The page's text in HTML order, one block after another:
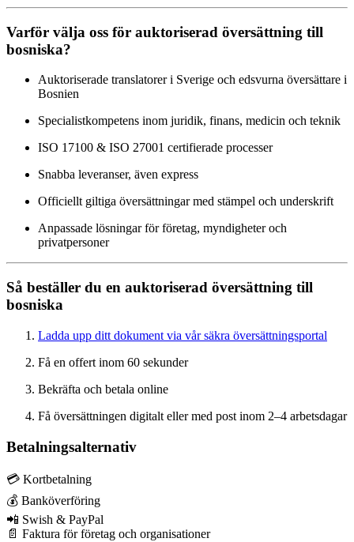
Varför välja oss för auktoriserad översättning till
bosniska?
Auktoriserade translatorer i Sverige och edsvurna översättare i
Bosnien
Specialistkompetens inom juridik, finans, medicin och teknik
ISO 17100 & ISO 27001 certifierade processer
Snabba leveranser, även express
Officiellt giltiga översättningar med stämpel och underskrift
Anpassade lösningar för företag, myndigheter och
privatpersoner
Så beställer du en auktoriserad översättning till
bosniska
Ladda upp ditt dokument via vår säkra översättningsportal
Få en offert inom 60 sekunder
Bekräfta och betala online
Få översättningen digitalt eller med post inom 2–4 arbetsdagar
Betalningsalternativ
💳 Kortbetalning
💰 Banköverföring
📲 Swish & PayPal
📄 Faktura för företag och organisationer